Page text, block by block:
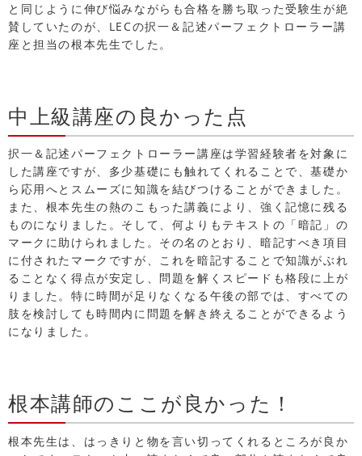
と同じように伸び悩みながらも合格を勝ち取った受験生が絶
賛していたのが、LECの択一＆記述パーフェクトローラー講
座と担当の根本先生でした。
中上級講座の良かった点
択一＆記述パーフェクトローラー講座は学習経験者を対象に
した講座ですが、多少基礎にも触れてくれることで、基礎か
ら応用へとスムーズに知識を結びつけることができました。
また、根本先生の熱のこもった講義により、強く記憶に残る
ものになりました。そして、何よりもテキストの「暗記」の
マークに助けられました。その名のとおり、暗記すべき項目
に付されたマークですが、これを暗記することで知識がぶれ
ることなく得点が安定し、問題を解くスピードも格段に上が
りました。特に時間が足りなくなる午後の部では、すべての
肢を検討しても時間内に問題を解き終えることができるよう
になりました。
根本講師のここが良かった！
根本先生は、はっきりと物を言い切ってくれるところが良か